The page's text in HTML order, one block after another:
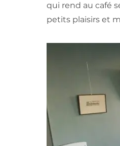
qui rend au café
petits plaisirs et